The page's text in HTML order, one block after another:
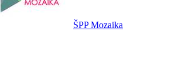
ŠPP Mozaika